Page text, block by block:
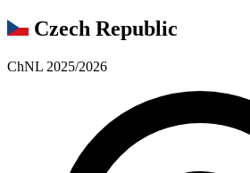
Czech Republic
ChNL 2025/2026